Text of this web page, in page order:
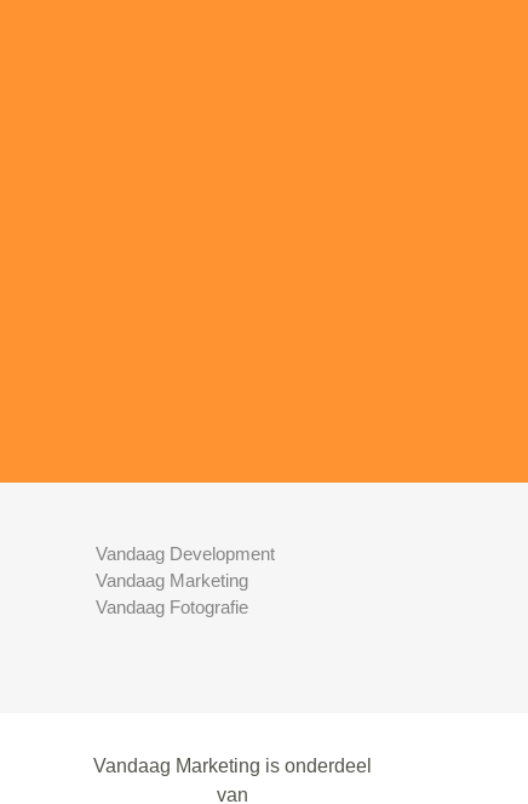
Vandaag Development
Vandaag Marketing
Vandaag Fotografie
Vandaag Marketing is onderdeel
van